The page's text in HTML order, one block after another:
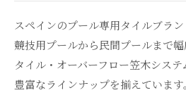
スペインのプール専用タイルブラ
競技用プールから民間プールまで
タイル・オーバーフロー笠木シス
豊富なラインナップを揃えています。